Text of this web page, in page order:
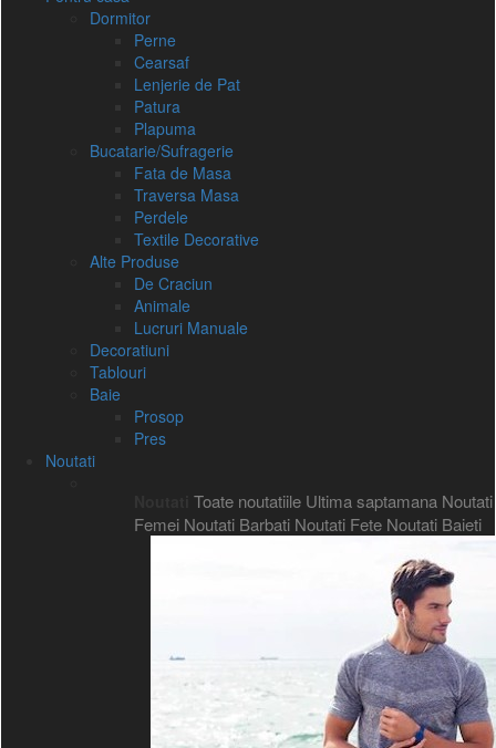
Dormitor
Perne
Cearsaf
Lenjerie de Pat
Patura
Plapuma
Bucatarie/Sufragerie
Fata de Masa
Traversa Masa
Perdele
Textile Decorative
Alte Produse
De Craciun
Animale
Lucruri Manuale
Decoratiuni
Tablouri
Baie
Prosop
Pres
Noutati
Toate noutatiile Ultima saptamana Noutati
Femei Noutati Barbati Noutati Fete Noutati Baieti